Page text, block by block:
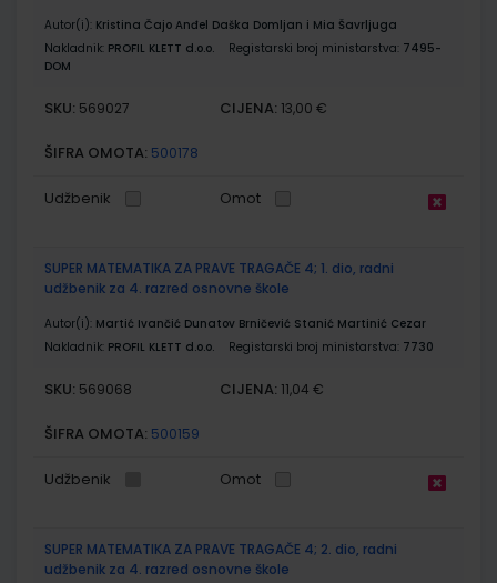
Autor(i): Kristina Čajo Anđel Daška Domljan i Mia Šavrljuga
Nakladnik: PROFIL KLETT d.o.o. Registarski broj ministarstva: 7495-
DOM
SKU: 569027 CIJENA: 13,00 €
ŠIFRA OMOTA: 500178
Udžbenik Omot
SUPER MATEMATIKA ZA PRAVE TRAGAČE 4; 1. dio, radni
udžbenik za 4. razred osnovne škole
Autor(i): Martić Ivančić Dunatov Brničević Stanić Martinić Cezar
Nakladnik: PROFIL KLETT d.o.o. Registarski broj ministarstva: 7730
SKU: 569068 CIJENA: 11,04 €
ŠIFRA OMOTA: 500159
Udžbenik Omot
SUPER MATEMATIKA ZA PRAVE TRAGAČE 4; 2. dio, radni
udžbenik za 4. razred osnovne škole